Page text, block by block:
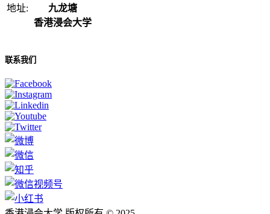
地址:
九龙塘
香港浸会大学
联系我们